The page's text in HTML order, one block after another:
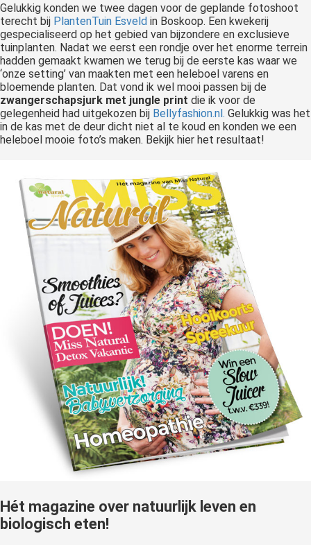
Gelukkig konden we twee dagen voor de geplande fotoshoot
terecht bij PlantenTuin Esveld in Boskoop. Een kwekerij
gespecialiseerd op het gebied van bijzondere en exclusieve
tuinplanten. Nadat we eerst een rondje over het enorme terrein
hadden gemaakt kwamen we terug bij de eerste kas waar we
‘onze setting’ van maakten met een heleboel varens en
bloemende planten. Dat vond ik wel mooi passen bij de
zwangerschapsjurk met jungle print die ik voor de
gelegenheid had uitgekozen bij Bellyfashion.nl. Gelukkig was het
in de kas met de deur dicht niet al te koud en konden we een
heleboel mooie foto’s maken. Bekijk hier het resultaat!
Hét magazine over natuurlijk leven en
biologisch eten!